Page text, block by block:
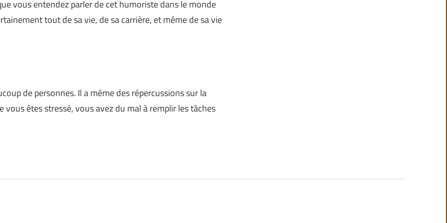
vous entendez parler de cet humoriste dans le monde
tout de sa vie, de sa carrière, et même de sa vie
de personnes. Il a même des répercussions sur la
êtes stressé, vous avez du mal à remplir les tâches